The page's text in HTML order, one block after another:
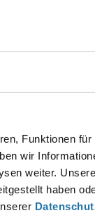
Funktionen
wir
weiter.
haben
Felder sind mit*